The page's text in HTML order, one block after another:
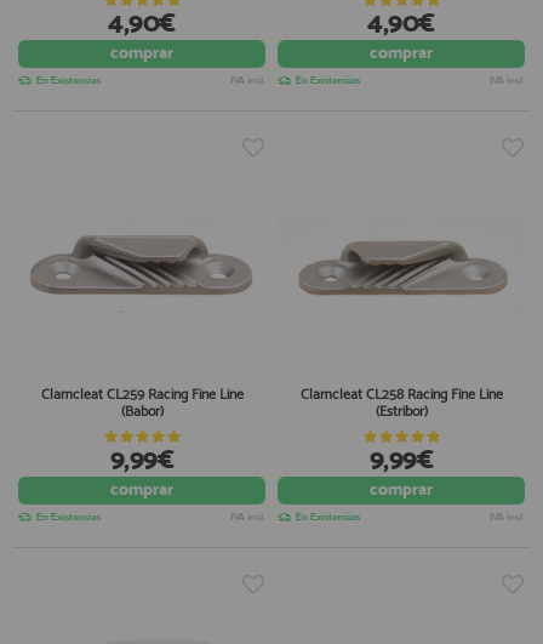
4,90€
comprar
En Existencias IVA incl.
4,90€
comprar
En Existencias IVA incl.
Clamcleat CL259 Racing Fine Line
(Babor)
9,99€
comprar
En Existencias IVA incl.
Clamcleat CL258 Racing Fine Line
(Estribor)
9,99€
comprar
En Existencias IVA incl.